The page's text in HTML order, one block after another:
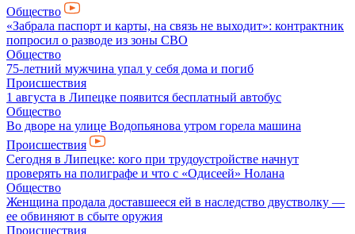
Общество
«Забрала паспорт и карты, на связь не выходит»: контрактник
попросил о разводе из зоны СВО
Общество
75-летний мужчина упал у себя дома и погиб
Происшествия
1 августа в Липецке появится бесплатный автобус
Общество
Во дворе на улице Водопьянова утром горела машина
Происшествия
Сегодня в Липецке: кого при трудоустройстве начнут
проверять на полиграфе и что с «Одисеей» Нолана
Общество
Женщина продала доставшееся ей в наследство двустволку —
ее обвиняют в сбыте оружия
Происшествия